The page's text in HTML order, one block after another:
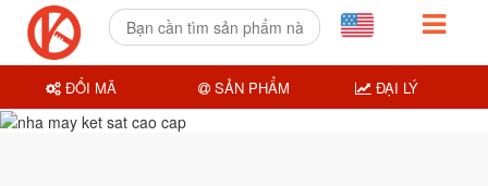
ĐỔI MÃ SẢN PHẨM ĐẠI LÝ